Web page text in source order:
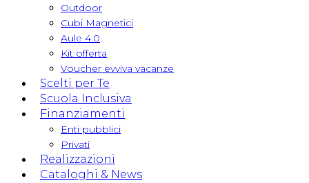
Outdoor
Cubi Magnetici
Aule 4.0
Kit offerta
Voucher evviva vacanze
Scelti per Te
Scuola Inclusiva
Finanziamenti
Enti pubblici
Privati
Realizzazioni
Cataloghi & News